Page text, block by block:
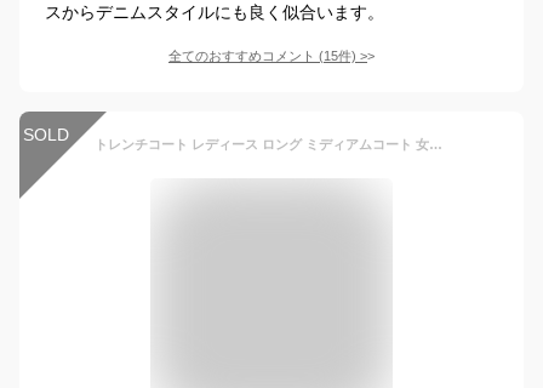
スからデニムスタイルにも良く似合います。
全てのおすすめコメント (15件) >
SOLD トレンチコート レディース ロング ミディアムコート 女性着 アウター 春服 秋服 通勤 通学 旅行 Pコート 開襟 シンプル 着痩せ 防寒 防風 暖かい スプリングコート 上品 20代 30代 40代 50代 きれいめ 無地 アウトドア カジュアル ファッション 雰囲気